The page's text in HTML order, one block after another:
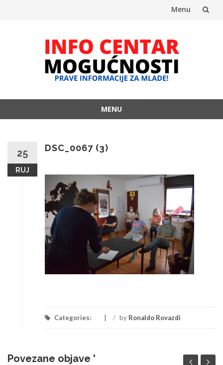
Menu
MENU
25
RUJ
DSC_0067 (3)
Categories: / by Ronaldo Rovazdi
Povezane objave '